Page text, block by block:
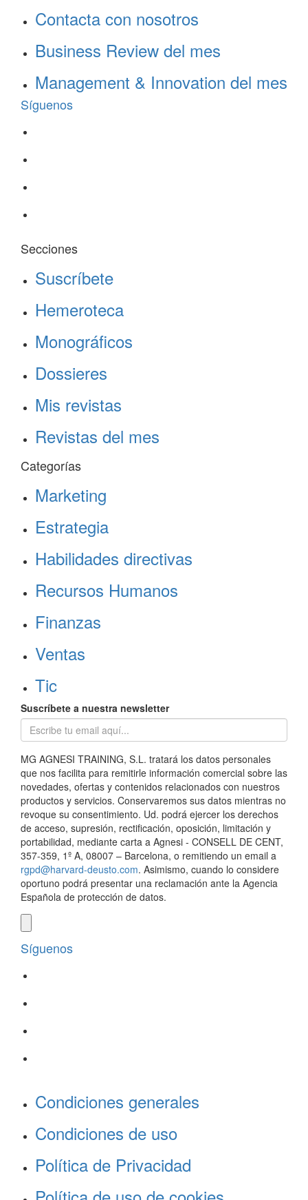
Contacta con nosotros
Business Review del mes
Management & Innovation del mes
Síguenos
Secciones
Suscríbete
Hemeroteca
Monográficos
Dossieres
Mis revistas
Revistas del mes
Categorías
Marketing
Estrategia
Habilidades directivas
Recursos Humanos
Finanzas
Ventas
Tic
Suscríbete a nuestra newsletter
MG AGNESI TRAINING, S.L. tratará los datos personales
que nos facilita para remitirle información comercial sobre las
novedades, ofertas y contenidos relacionados con nuestros
productos y servicios. Conservaremos sus datos mientras no
revoque su consentimiento. Ud. podrá ejercer los derechos
de acceso, supresión, rectificación, oposición, limitación y
portabilidad, mediante carta a Agnesi - CONSELL DE CENT,
357-359, 1º A, 08007 – Barcelona, o remitiendo un email a
rgpd@harvard-deusto.com. Asimismo, cuando lo considere
oportuno podrá presentar una reclamación ante la Agencia
Española de protección de datos.
Síguenos
Condiciones generales
Condiciones de uso
Política de Privacidad